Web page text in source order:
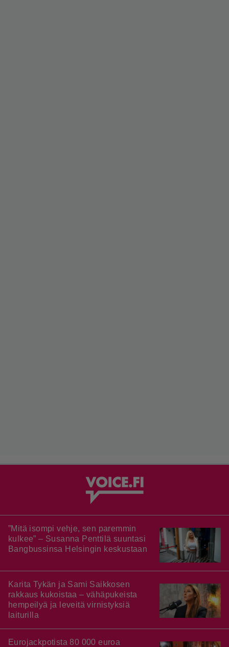
”Mitä isompi vehje, sen paremmin
kulkee” – Susanna Penttilä suuntasi
Bangbussinsa Helsingin keskustaan
Karita Tykän ja Sami Saikkosen
rakkaus kukoistaa – vähäpukeista
hempeilyä ja leveitä virnistyksiä
laiturilla
Eurojackpotista 80 000 euroa